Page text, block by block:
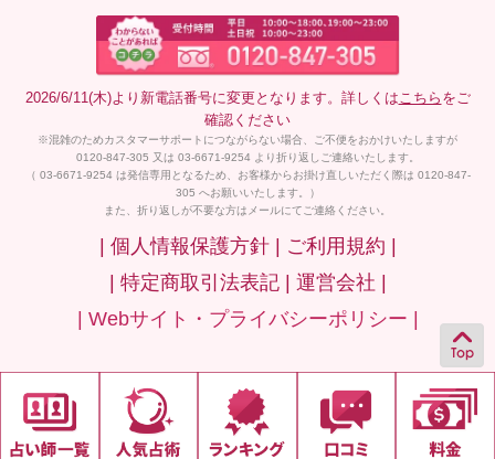
2026/6/11(木)より新電話番号に変更となります。詳しくは こちら をご
確認ください
※混雑のためカスタマーサポートにつながらない場合、ご不便をおかけいたしますが
0120-847-305 又は 03-6671-9254 より折り返しご連絡いたします。
（ 03-6671-9254 は発信専用となるため、お客様からお掛け直しいただく際は 0120-847-
305 へお願いいたします。）
また、折り返しが不要な方はメールにてご連絡ください。
| 個人情報保護方針 | ご利用規約 |
| 特定商取引法表記 | 運営会社 |
| Webサイト・プライバシーポリシー |